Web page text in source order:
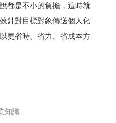
都是不小的負擔，這時就
針對目標對象傳送個人化
更省時、省力、省成本方
知識